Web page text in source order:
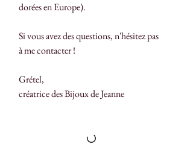
dorées en Europe).
Si vous avez des questions, n'hésitez pas
à me contacter !
Grétel,
créatrice des Bijoux de Jeanne